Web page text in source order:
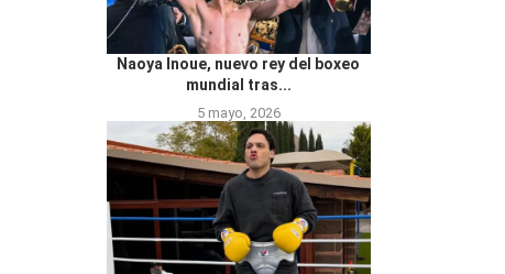
Naoya Inoue, nuevo rey del boxeo
mundial tras...
5 mayo, 2026